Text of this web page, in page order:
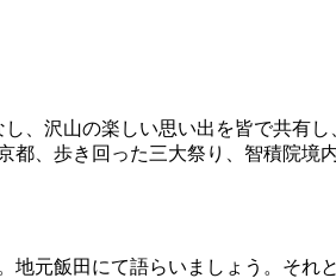
、沢山の楽しい思い出を皆で共有
、歩き回った三大祭り、智積院境
元飯田にて語らいましょう。それ